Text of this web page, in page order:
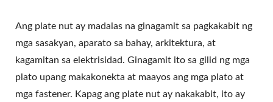
Ang plate nut ay madalas na ginagamit sa pagkakabit ng
mga sasakyan, aparato sa bahay, arkitektura, at
kagamitan sa elektrisidad. Ginagamit ito sa gilid ng mga
plato upang makakonekta at maayos ang mga plato at
mga fastener. Kapag ang plate nut ay nakakabit, ito ay